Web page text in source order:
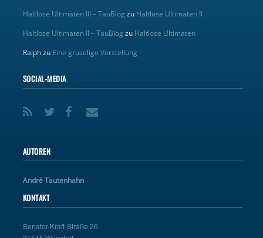
Haltlose Ultimaten III – TauBlog zu Haltlose Ultimaten II
Haltlose Ultimaten II – TauBlog zu Haltlose Ultimaten
Ralphzu Eine gruselige Vorstellung
SOCIAL-MEDIA
AUTOREN
André Tautenhahn
KONTAKT
Senator-Kraft-Straße 26